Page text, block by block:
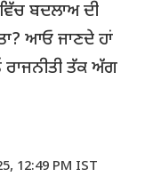
ਬਦਲਾਅ ਦੀ
ਆਓ ਜਾਣਦੇ ਹਾਂ
ਤੱਕ ਅੱਗ
12:49 PM IST